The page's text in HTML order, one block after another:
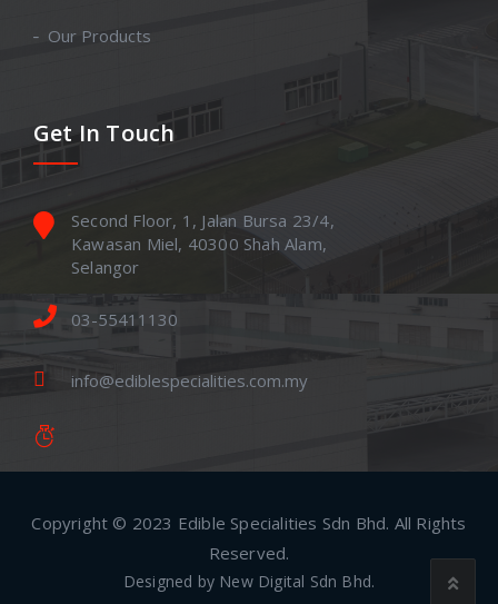
Our Products
Get In Touch
Second Floor, 1, Jalan Bursa 23/4,
Kawasan Miel, 40300 Shah Alam,
Selangor
03-55411130
info@ediblespecialities.com.my
Copyright © 2023 Edible Specialities Sdn Bhd. All Rights
Reserved.
Designed by New Digital Sdn Bhd.